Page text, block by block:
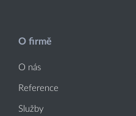
O firmě
O nás
Reference
Služby